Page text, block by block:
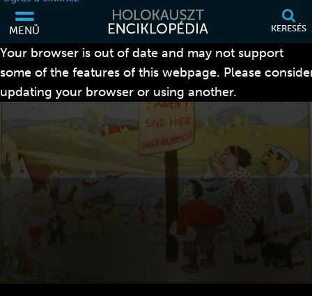
MENÜ KERESÉS
Your browser is out of date and may not support
some of the features of this webpage. Please
updating your browser or using another.